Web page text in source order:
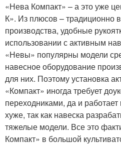
«Нева Компакт» – а это уже
К». Из плюсов – традиционно
производства, удобные
использовании с активным
«Невы» популярны модели
навесное оборудование
для них. Поэтому установка
«Компакт» иногда требует
переходниками, да и
хуже, так как навеска
тяжелые модели. Все это
Компакт» в большой